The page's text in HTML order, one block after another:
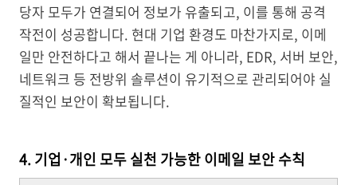
당자 모두가 연결되어 정보가 유출되고, 이를 통해 공격
작전이 성공합니다. 현대 기업 환경도 마찬가지로, 이메
일만 안전하다고 해서 끝나는 게 아니라, EDR, 서버 보안,
네트워크 등 전방위 솔루션이 유기적으로 관리되어야 실
질적인 보안이 확보됩니다.
4. 기업·개인 모두 실천 가능한 이메일 보안 수칙